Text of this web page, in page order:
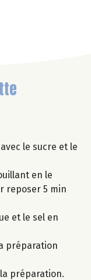
le sucre et le
en le
reposer 5 min
et le sel en
préparation
préparation.